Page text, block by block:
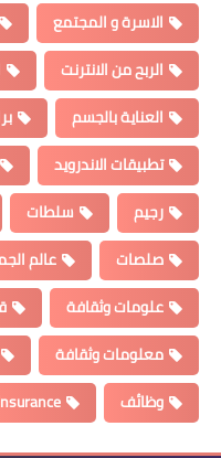
الاسرة و المجتمع
الربح من الانترنت
العناية بالجسم
تطبيقات الاندرويد
رجيم
سلطات
صلصات
عالم
علومات وثقافة
معلومات وثقافة
وظائف